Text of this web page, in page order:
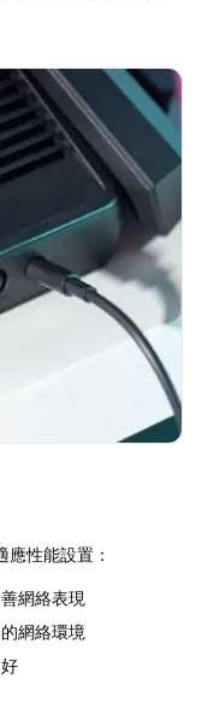
性能設置：
網絡表現
網絡環境